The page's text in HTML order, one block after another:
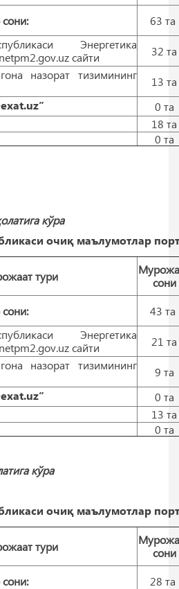
63 тa
Энергетика
сайти
32 тa
назорат тизимининг
13 тa
0 тa
18 тa
0 тa
кўра
очиқ маълумотлар
тури
сони
43 тa
Энергетика
сайти
21 тa
назорат тизимининг
9 тa
0 тa
13 тa
0 тa
кўра
очиқ маълумотлар
тури
сони
28 тa